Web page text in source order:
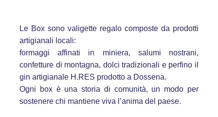
Le Box sono valigette regalo composte da prodotti
artigianali locali:
formaggi affinati in miniera, salumi nostrani,
confetture di montagna, dolci tradizionali e perfino il
gin artigianale H.RES prodotto a Dossena.
Ogni box è una storia di comunità, un modo per
sostenere chi mantiene viva l’anima del paese.